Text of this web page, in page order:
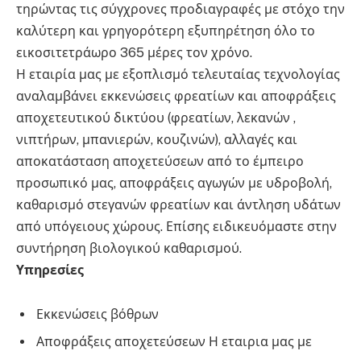
τηρώντας τις σύγχρονες προδιαγραφές με στόχο την
καλύτερη και γρηγορότερη εξυπηρέτηση όλο το
εικοσιτετράωρο 365 μέρες τον χρόνο.
Η εταιρία μας με εξοπλισμό τελευταίας τεχνολογίας
αναλαμβάνει εκκενώσεις φρεατίων και αποφράξεις
αποχετευτικού δικτύου (φρεατίων, λεκανών ,
νιπτήρων, μπανιερών, κουζινών), αλλαγές και
αποκατάσταση αποχετεύσεων από το έμπειρο
προσωπικό μας, αποφράξεις αγωγών με υδροβολή,
καθαρισμό στεγανών φρεατίων και άντληση υδάτων
από υπόγειους χώρους. Επίσης ειδικευόμαστε στην
συντήρηση βιολογικού καθαρισμού.
Υπηρεσίες
Εκκενώσεις βόθρων
Αποφράξεις αποχετεύσεων Η εταιρια μας με